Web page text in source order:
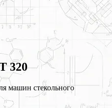
320
машин стекольного